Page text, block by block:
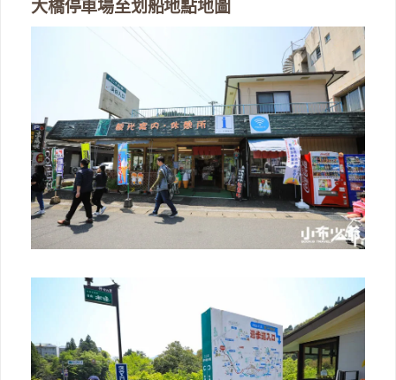
大橋停車場至划船地點地圖